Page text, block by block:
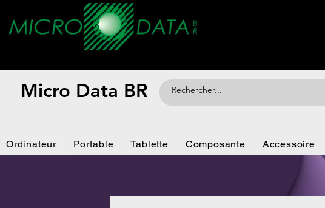
Micro Data BR
Ordinateur Portable Tablette Composante Accessoire